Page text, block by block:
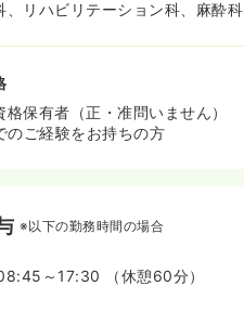
、リハビリテーション科、麻酔科
格保有者（正・准問いません）
のご経験をお持ちの方
※以下の勤務時間の場合
～17:30 （休憩60分）